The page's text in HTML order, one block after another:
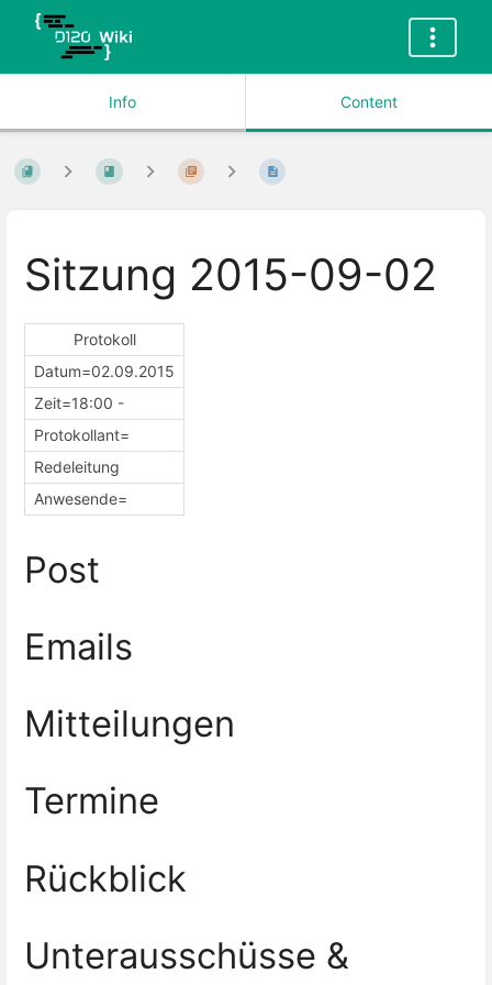
Info Content
Sitzung 2015-09-02
Protokoll
Datum=02.09.2015
Zeit=18:00 -
Protokollant=
Redeleitung
Anwesende=
Post
Emails
Mitteilungen
Termine
Rückblick
Unterausschüsse &